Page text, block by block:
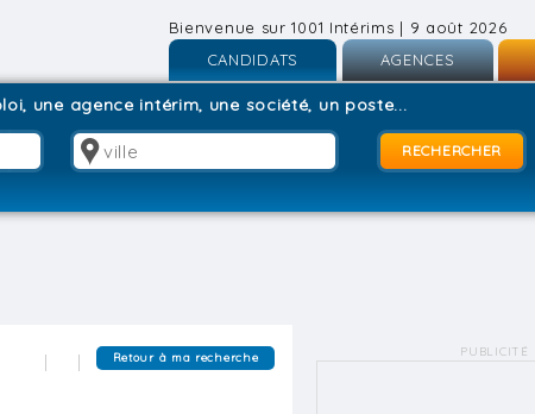
Bienvenue sur 1001 Intérims | 9 août 2026
CANDIDATS
Inscription
AGENCES
Inscription
Connexion
une agence intérim, une société, un poste...
Retour à ma recherche PUBLICITÉ